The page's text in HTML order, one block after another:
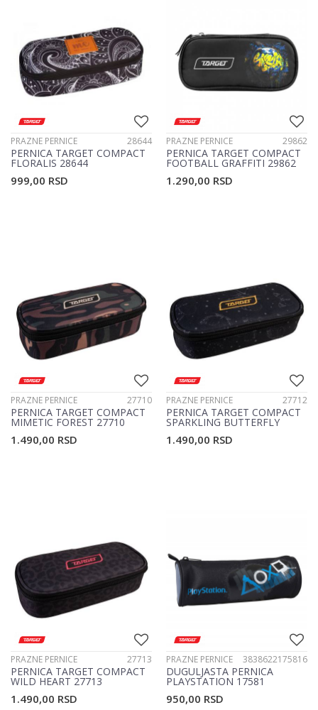
PRAZNE PERNICE 28644
PERNICA TARGET COMPACT
FLORALIS 28644
999,00 RSD
PRAZNE PERNICE 29862
PERNICA TARGET COMPACT
FOOTBALL GRAFFITI 29862
1.290,00 RSD
PRAZNE PERNICE 27710
PERNICA TARGET COMPACT
MIMETIC FOREST 27710
1.490,00 RSD
PRAZNE PERNICE 27712
PERNICA TARGET COMPACT
SPARKLING BUTTERFLY
1.490,00 RSD
PRAZNE PERNICE 27713
PERNICA TARGET COMPACT
WILD HEART 27713
1.490,00 RSD
PRAZNE PERNICE 3838622175816
DUGULJASTA PERNICA
PLAYSTATION 17581
950,00 RSD